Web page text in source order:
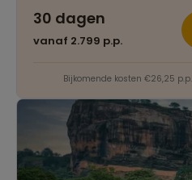
30 dagen
vanaf 2.799 p.p.
Bijkomende kosten €26,25